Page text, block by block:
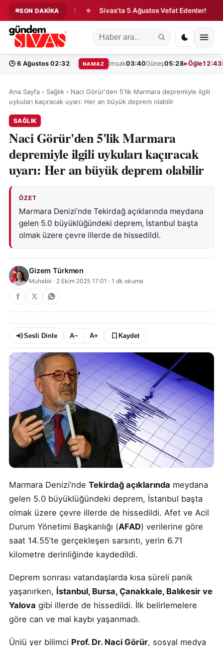
SON DAKİKA
Hareketliliği! Sivas'ta 5 Ağustos Vefat Edenler! ◆
🕒 6 Ağustos 02:32 NAMAZ İmsak03:40Güneş05:28 Öğle12:43
Ana Sayfa › Sağlık › Naci Görür'den 5'lik Marmara depremiyle ilgili
uykuları kaçıracak uyarı: Her an büyük deprem olabilir
SAĞLIK
Naci Görür'den 5'lik Marmara
depremiyle ilgili uykuları kaçıracak
uyarı: Her an büyük deprem olabilir
ÖZET
Marmara Denizi’nde Tekirdağ açıklarında meydana
gelen 5.0 büyüklüğündeki deprem, İstanbul başta
olmak üzere çevre illerde de hissedildi.
Gizem Türkmen
Muhabir · 2 Ekim 2025 17:01 · 1 dk okuma
Sesli Dinle A− A+ Kaydet
Marmara Denizi’nde Tekirdağ açıklarında meydana
gelen 5.0 büyüklüğündeki deprem, İstanbul başta
olmak üzere çevre illerde de hissedildi. Afet ve Acil
Durum Yönetimi Başkanlığı (AFAD) verilerine göre
saat 14.55’te gerçekleşen sarsıntı, yerin 6.71
kilometre derinliğinde kaydedildi.
Deprem sonrası vatandaşlarda kısa süreli panik
yaşanırken, İstanbul, Bursa, Çanakkale, Balıkesir ve
Yalova gibi illerde de hissedildi. İlk belirlemelere
göre can ve mal kaybı yaşanmadı.
Ünlü yer bilimci Prof. Dr. Naci Görür, sosyal medya